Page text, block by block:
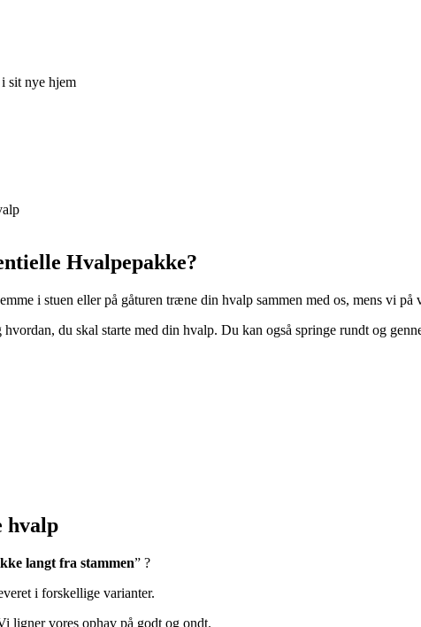
sit nye hjem
Hvalpepakke?
i stuen eller på gåturen træne din hvalp sammen med os, mens vi
du skal starte med din hvalp. Du kan også springe rundt og
hvalp
langt fra stammen” ?
i forskellige varianter.
ligner vores ophav på godt og ondt.